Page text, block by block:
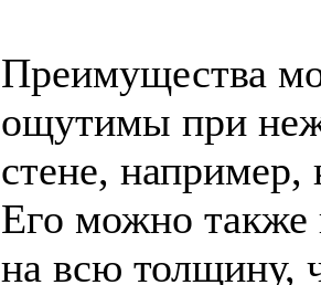
Преимущества
ощутимы при
стене, например,
Его можно также
на всю толщину,